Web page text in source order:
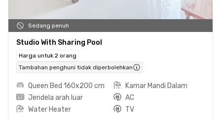
Sedang penuh
Studio With Sharing Pool
Harga untuk 2 orang
Tambahan penghuni tidak diperbolehkan
Queen Bed 160x200 cm
Kamar Mandi Dalam
Jendela arah luar
AC
Water Heater
TV